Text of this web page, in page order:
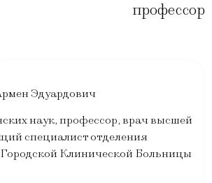
профессор
Эдуардович
наук, профессор, врач высшей
специалист отделения
Клинической Больницы